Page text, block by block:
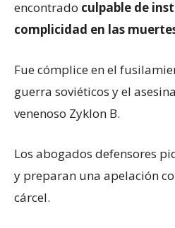
encontrado culpable de
complicidad en las
Fue cómplice en el
guerra soviéticos y el
venenoso Zyklon B.
Los abogados defensores
y preparan una apelación
cárcel.